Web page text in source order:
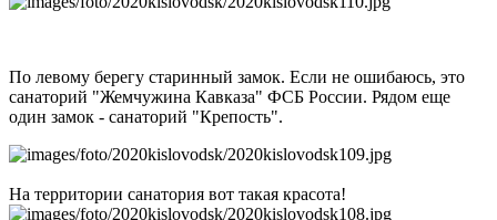
По левому берегу старинный замок. Если не ошибаюсь, это
санаторий "Жемчужина Кавказа" ФСБ России. Рядом еще
один замок - санаторий "Крепость".
На территории санатория вот такая красота!